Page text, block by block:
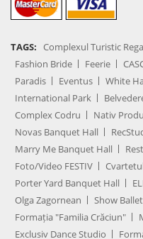
TAGS: Complexul Turistic
Fashion Bride
Feerie
Paradis
Eventus White
International Park
Complex Codru
Nativ
Novas Banquet Hall
Marry Me Banquet Hall
Foto/Video FESTIV
Porter Yard Banquet Hall
Olga Zagornean
Show
Formația "Familia Crăciun"
Exclusiv Dance Studio